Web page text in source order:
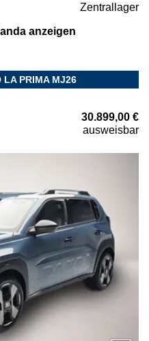
Zentrallager
anzeigen
LA PRIMA MJ26
30.899,00 €
ausweisbar